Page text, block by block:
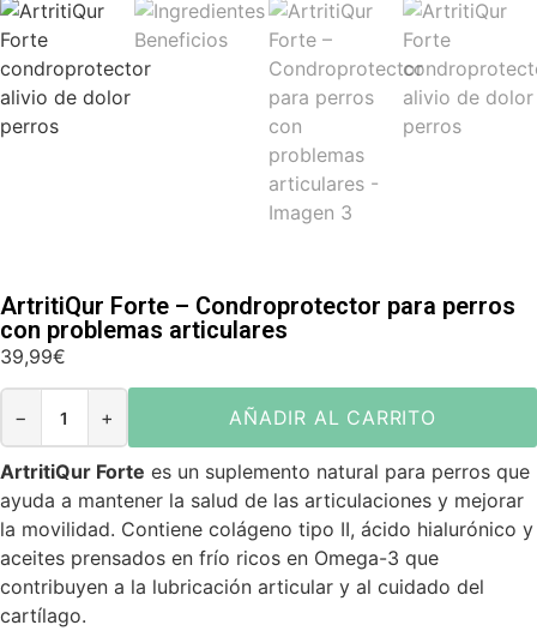
ArtritiQur Forte – Condroprotector para perros
con problemas articulares
39,99€
− + AÑADIR AL CARRITO
ArtritiQur Forte es un suplemento natural para perros que
ayuda a mantener la salud de las articulaciones y mejorar
la movilidad. Contiene colágeno tipo II, ácido hialurónico y
aceites prensados en frío ricos en Omega-3 que
contribuyen a la lubricación articular y al cuidado del
cartílago.